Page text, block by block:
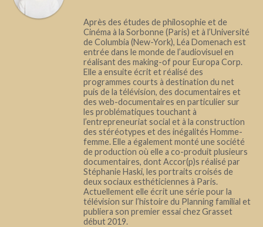
Après des études de philosophie et de
Cinéma à la Sorbonne (Paris) et à l’Université
de Columbia (New-York), Léa Domenach est
entrée dans le monde de l’audiovisuel en
réalisant des making-of pour Europa Corp.
Elle a ensuite écrit et réalisé des
programmes courts à destination du net
puis de la télévision, des documentaires et
des web-documentaires en particulier sur
les problématiques touchant à
l’entrepreneuriat social et à la construction
des stéréotypes et des inégalités Homme-
femme. Elle a également monté une société
de production où elle a co-produit plusieurs
documentaires, dont Accor(p)s réalisé par
Stéphanie Haski, les portraits croisés de
deux sociaux esthéticiennes à Paris.
Actuellement elle écrit une série pour la
télévision sur l’histoire du Planning familial et
publiera son premier essai chez Grasset
début 2019.